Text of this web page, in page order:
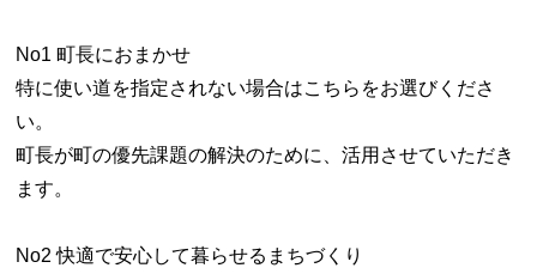
No1 町長におまかせ
特に使い道を指定されない場合はこちらをお選びくださ
い。
町長が町の優先課題の解決のために、活用させていただき
ます。
No2 快適で安心して暮らせるまちづくり